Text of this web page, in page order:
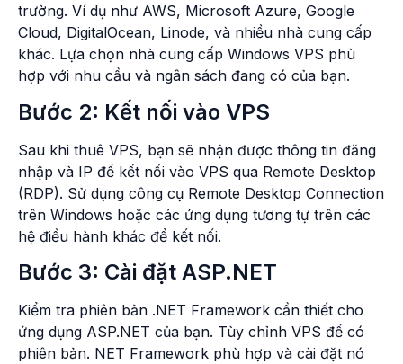
trường. Ví dụ như AWS, Microsoft Azure, Google
Cloud, DigitalOcean, Linode, và nhiều nhà cung cấp
khác. Lựa chọn nhà cung cấp Windows VPS phù
hợp với nhu cầu và ngân sách đang có của bạn.
Bước 2: Kết nối vào VPS
Sau khi thuê VPS, bạn sẽ nhận được thông tin đăng
nhập và IP để kết nối vào VPS qua Remote Desktop
(RDP). Sử dụng công cụ Remote Desktop Connection
trên Windows hoặc các ứng dụng tương tự trên các
hệ điều hành khác để kết nối.
Bước 3: Cài đặt ASP.NET
Kiểm tra phiên bản .NET Framework cần thiết cho
ứng dụng ASP.NET của bạn. Tùy chỉnh VPS để có
phiên bản. NET Framework phù hợp và cài đặt nó